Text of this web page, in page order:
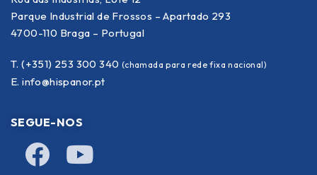
Parque Industrial de Frossos – Apartado 293
4700-110 Braga – Portugal
T. (+351) 253 300 340 (chamada para rede fixa nacional)
E. info@hispanor.pt
SEGUE-NOS